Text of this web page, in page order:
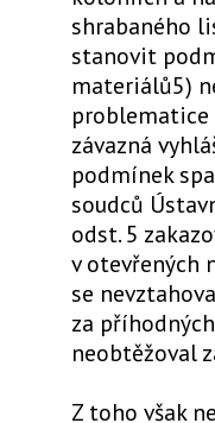
shrabaného
stanovit
materiálů5)
problematice
závazná
podmínek
soudců
odst. 5
v otevřených
se
za
neobtěžoval
Z toho však